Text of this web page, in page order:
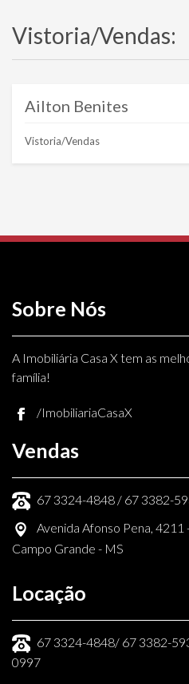
Vistoria/Vendas:
Ailton Benites
Vistoria/Vendas
Sobre Nós
A Imobiliária Casa X tem as
família!
/ImobiliariaCasaX
Vendas
67 3324-4848 / 67 3382-
Avenida Afonso Pena,
Campo Grande - MS
Locação
67 3324-4848/ 67 3382-
0997